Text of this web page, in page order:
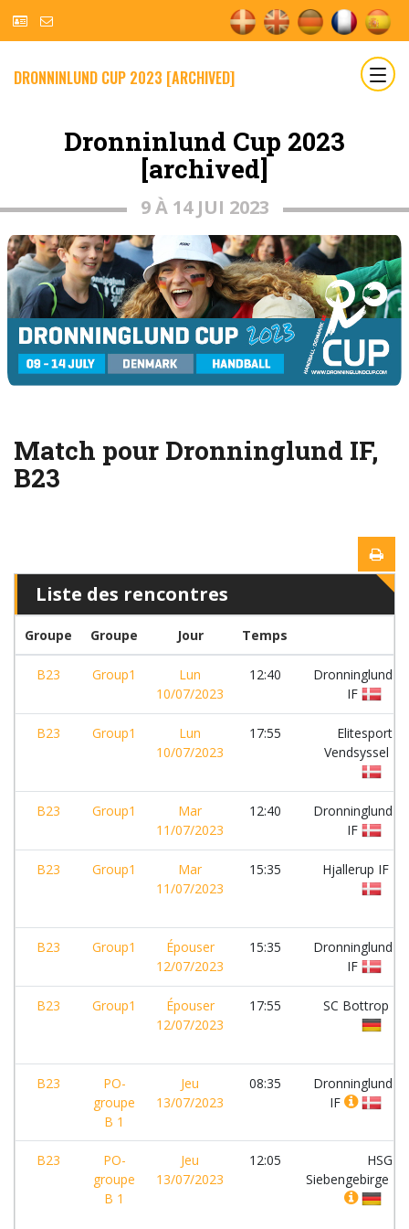
DRONNINLUND CUP 2023 [ARCHIVED]
Dronninlund Cup 2023
[archived]
9 À 14 JUI 2023
Match pour Dronninglund IF,
B23
Liste des rencontres
Groupe Groupe Jour Temps
B23 Group1
Lun
10/07/2023
12:40
Dronninglund
IF
B23 Group1
Lun
10/07/2023
17:55
Elitesport
Vendsyssel
B23 Group1
Mar
11/07/2023
12:40
Dronninglund
IF
B23 Group1
Mar
11/07/2023
15:35 Hjallerup IF
B23 Group1
Épouser
12/07/2023
15:35
Dronninglund
IF
B23 Group1
Épouser
12/07/2023
17:55 SC Bottrop
B23
PO-
groupe
B 1
Jeu
13/07/2023
08:35
Dronninglund
IF
B23
PO-
groupe
B 1
Jeu
13/07/2023
12:05
HSG
Siebengebirge